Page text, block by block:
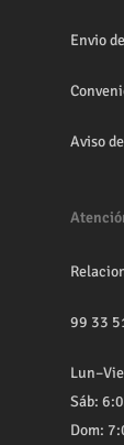
Envio
Aviso
99 33
Sáb:
Dom: